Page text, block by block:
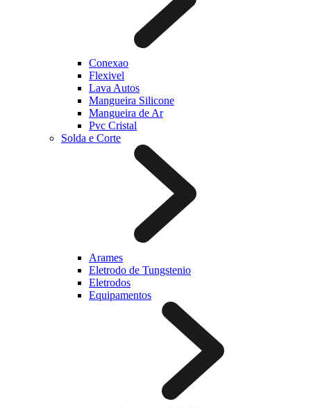
Conexao
Flexivel
Lava Autos
Mangueira Silicone
Mangueira de Ar
Pvc Cristal
Solda e Corte
Arames
Eletrodo de Tungstenio
Eletrodos
Equipamentos